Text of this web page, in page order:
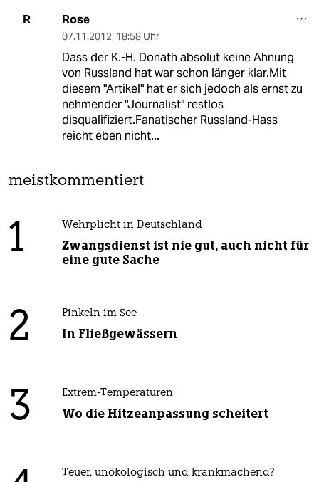
R Rose
07.11.2012, 18:58 Uhr
Dass der K.-H. Donath absolut keine Ahnung
von Russland hat war schon länger klar.Mit
diesem "Artikel" hat er sich jedoch als ernst zu
nehmender "Journalist" restlos
disqualifiziert.Fanatischer Russland-Hass
reicht eben nicht...
meistkommentiert
1 Wehrplicht in Deutschland
Zwangsdienst ist nie gut, auch nicht für
eine gute Sache
2 Pinkeln im See
In Fließgewässern
3 Extrem-Temperaturen
Wo die Hitzeanpassung scheitert
Teuer, unökologisch und krankmachend?